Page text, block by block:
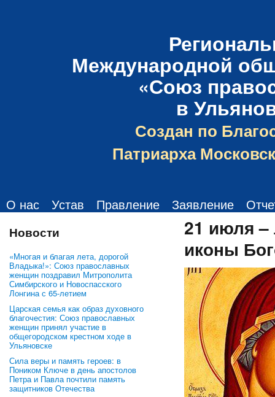
Международной
«Союз
в
Создан по
Патриарха
О нас Устав Правление Заявление
Новости
«Многая и благая лета, дорогой
Владыка!»: Союз православных
женщин поздравил Митрополита
Симбирского и Новоспасского
Лонгина с 65-летием
Царская семья как образ духовного
благочестия: Союз православных
женщин принял участие в
общегородском крестном ходе в
Ульяновске
Сила веры и память героев: в
Поником Ключе в день апостолов
Петра и Павла почтили память
защитников Отечества
21 июля –
иконы